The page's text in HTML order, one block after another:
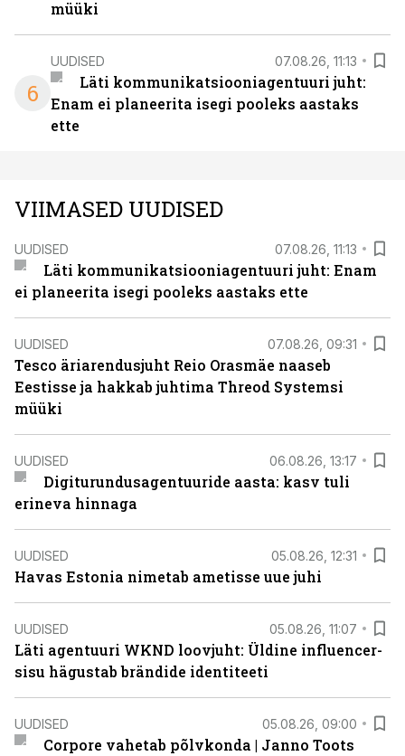
müüki
6
UUDISED 07.08.26, 11:13
Läti kommunikatsiooniagentuuri juht:
Enam ei planeerita isegi pooleks aastaks
ette
VIIMASED UUDISED
UUDISED 07.08.26, 11:13
Läti kommunikatsiooniagentuuri juht: Enam
ei planeerita isegi pooleks aastaks ette
UUDISED 07.08.26, 09:31
Tesco äriarendusjuht Reio Orasmäe naaseb
Eestisse ja hakkab juhtima Threod Systemsi
müüki
UUDISED 06.08.26, 13:17
Digiturundusagentuuride aasta: kasv tuli
erineva hinnaga
UUDISED 05.08.26, 12:31
Havas Estonia nimetab ametisse uue juhi
UUDISED 05.08.26, 11:07
Läti agentuuri WKND loovjuht: Üldine influencer-
sisu hägustab brändide identiteeti
UUDISED 05.08.26, 09:00
Corpore vahetab põlvkonda | Janno Toots